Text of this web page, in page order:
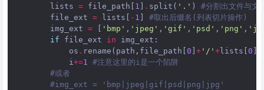
lists = file_path [ 1 ] . split ( '.' )
#分割出文件与文
file_ext = lists [ - 1 ]
#取出后缀名(列表切片操作)
img_ext = [ 'bmp' , 'jpeg' , 'gif' , 'psd' , 'png' ,
if
file_ext in img_ext :
os . rename ( path , file_path [0 ] + '/' +lists [0 ]
i +=1
#注意这里的i是一个陷阱
#或者
#img_ext = 'bmp|jpeg|gif|psd|png|jpg'